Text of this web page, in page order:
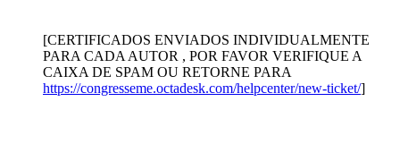
[CERTIFICADOS ENVIADOS INDIVIDUALMENTE
PARA CADA AUTOR , POR FAVOR VERIFIQUE A
CAIXA DE SPAM OU RETORNE PARA
https://congresseme.octadesk.com/helpcenter/new-ticket/]